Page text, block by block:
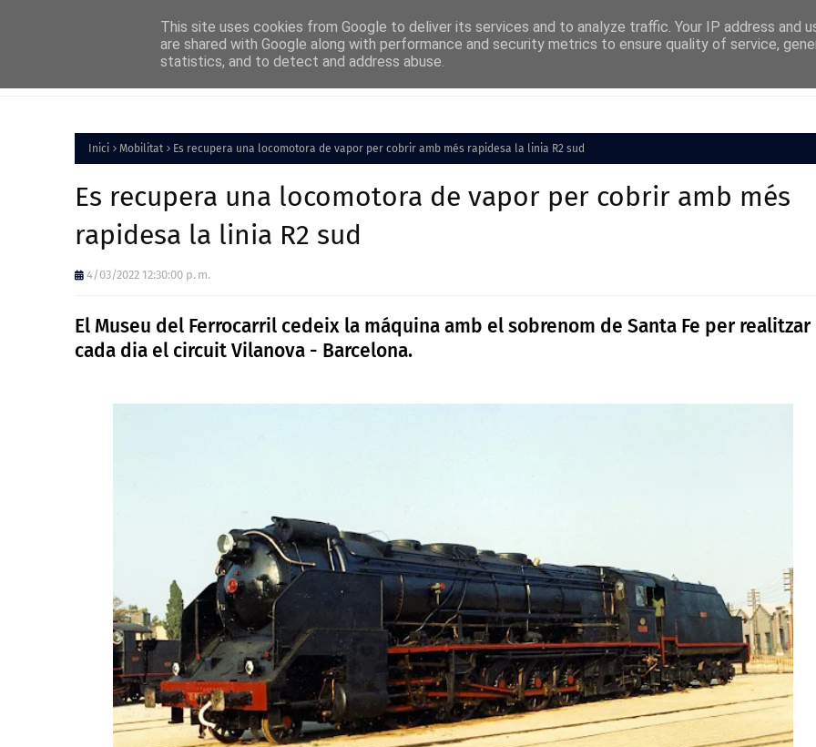
Inici Política
Inici Mobilitat Es recupera una locomotora de vapor per cobrir amb més rapidesa la linia R2 sud
Es recupera una locomotora de vapor per cobrir amb més
rapidesa la linia R2 sud
4/03/2022 12:30:00 p. m.
El Museu del Ferrocarril cedeix la máquina amb el sobrenom de Santa Fe per realitzar
cada dia el circuit Vilanova - Barcelona.
This site uses cookies from Google to deliver its services and to analyze traffic. Your IP address and
are shared with Google along with performance and security metrics to ensure quality of service,
statistics, and to detect and address abuse.